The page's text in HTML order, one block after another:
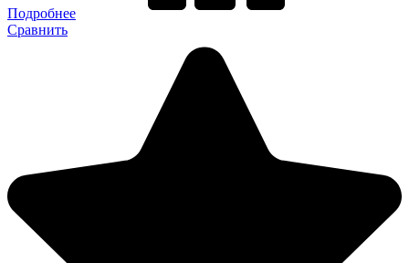
Подробнее
Сравнить